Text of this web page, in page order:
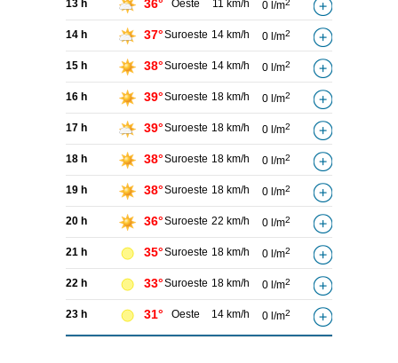
13 h 36° Oeste 11 km/h 0 l/m2
14 h 37°Suroeste 14 km/h 0 l/m2
15 h 38°Suroeste 14 km/h 0 l/m2
16 h 39°Suroeste 18 km/h 0 l/m2
17 h 39°Suroeste 18 km/h 0 l/m2
18 h 38°Suroeste 18 km/h 0 l/m2
19 h 38°Suroeste 18 km/h 0 l/m2
20 h 36°Suroeste 22 km/h 0 l/m2
21 h 35°Suroeste 18 km/h 0 l/m2
22 h 33°Suroeste 18 km/h 0 l/m2
23 h 31° Oeste 14 km/h 0 l/m2